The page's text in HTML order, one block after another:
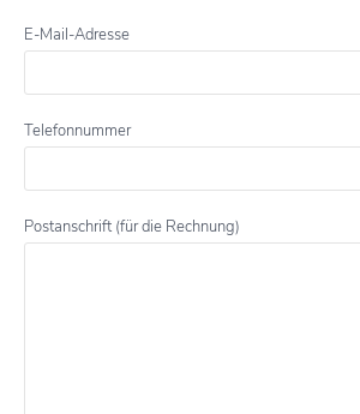
E-Mail-Adresse
Telefonnummer
Postanschrift (für die Rechnung)